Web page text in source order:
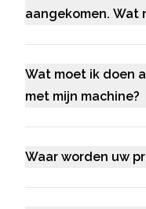
aangekomen. Wat
Wat moet ik doen
met mijn machine?
Waar worden uw